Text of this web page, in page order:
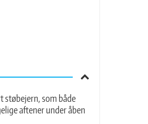
støbejern, som både
aftener under åben